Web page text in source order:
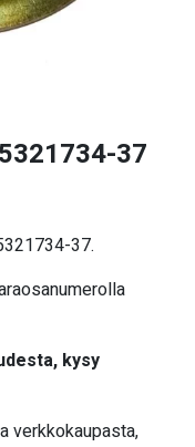
37
37.
kysy
verkkokaupasta,